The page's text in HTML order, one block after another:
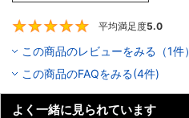
平均満足度5.0
この商品のレビューをみる（1件）
この商品のFAQをみる(4件)
よく一緒に見られています